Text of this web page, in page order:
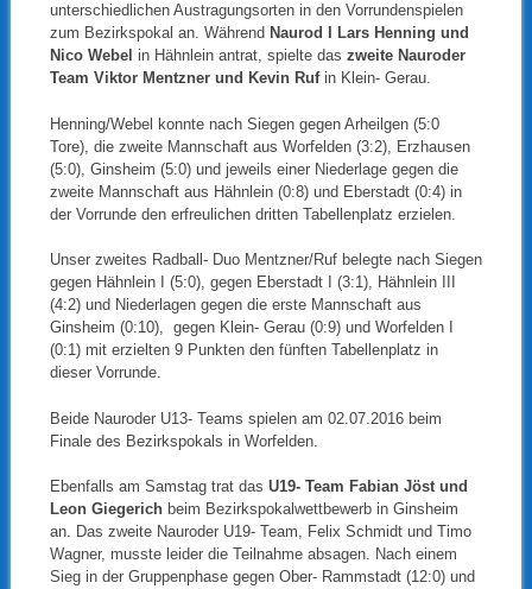
unterschiedlichen Austragungsorten in den Vorrundenspielen
zum Bezirkspokal an. Während Naurod I Lars Henning und
Nico Webel in Hähnlein antrat, spielte das zweite Nauroder
Team Viktor Mentzner und Kevin Rufin Klein- Gerau.
Henning/Webel konnte nach Siegen gegen Arheilgen (5:0
Tore), die zweite Mannschaft aus Worfelden (3:2), Erzhausen
(5:0), Ginsheim (5:0) und jeweils einer Niederlage gegen die
zweite Mannschaft aus Hähnlein (0:8) und Eberstadt (0:4) in
der Vorrunde den erfreulichen dritten Tabellenplatz erzielen.
Unser zweites Radball- Duo Mentzner/Ruf belegte nach Siegen
gegen Hähnlein I (5:0), gegen Eberstadt I (3:1), Hähnlein III
(4:2) und Niederlagen gegen die erste Mannschaft aus
Ginsheim (0:10), gegen Klein- Gerau (0:9) und Worfelden I
(0:1) mit erzielten 9 Punkten den fünften Tabellenplatz in
dieser Vorrunde.
Beide Nauroder U13- Teams spielen am 02.07.2016 beim
Finale des Bezirkspokals in Worfelden.
Ebenfalls am Samstag trat das U19- Team Fabian Jöst und
Leon Giegerichbeim Bezirkspokalwettbewerb in Ginsheim
an. Das zweite Nauroder U19- Team, Felix Schmidt und Timo
Wagner, musste leider die Teilnahme absagen. Nach einem
Sieg in der Gruppenphase gegen Ober- Rammstadt (12:0) und